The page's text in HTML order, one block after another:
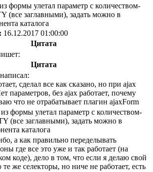
формы улетал параметр с количеством-
(все заглавными), задать можно в
каталога
16.12.2017 01:00:00
Цитата
Цитата
сделал все как сказано, но при ajax
параметров, без ajax работает, почему
что не отрабатывает плагин ajaxForm
формы улетал параметр с количеством-
(все заглавными), задать можно в
каталога
а как правильно переделывать
где все это уже и так работает (на
коде), дело в том, что если я делаю свой
же селекторы, но ниче не работает, есть